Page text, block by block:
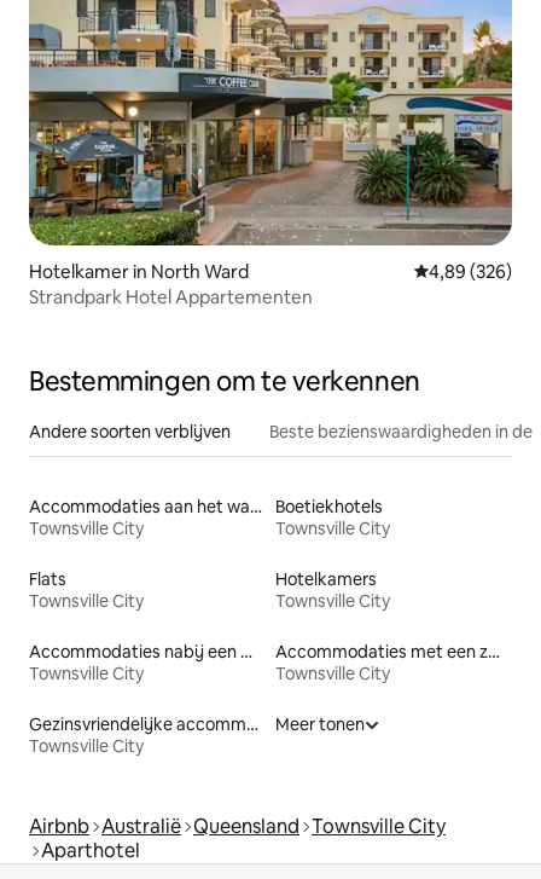
Hotelkamer in North Ward Gemiddelde
4,89 (326)
Strandpark Hotel Appartementen
Bestemmingen om te verkennen
Andere soorten verblijven Beste bezienswaardigheden in de
Accommodaties aan het water
Townsville City
Boetiekhotels
Townsville City
Flats
Townsville City
Hotelkamers
Townsville City
Accommodaties nabij een meer
Townsville City
Accommodaties met een zwembad
Townsville City
Gezinsvriendelijke accommodaties
Townsville City
Meer tonen
Airbnb Australië Queensland Townsville City
Aparthotel